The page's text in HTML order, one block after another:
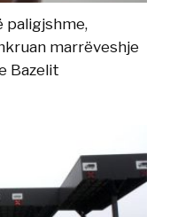
paligjshme,
marrëveshje
Bazelit